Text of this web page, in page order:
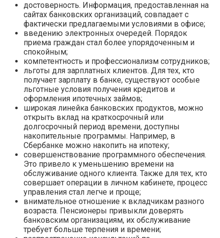
достоверность. Информация, предоставленная на
сайтах банковских организаций, совпадает с
фактически предлагаемыми условиями в офисе;
введению электронных очередей. Порядок
приема граждан стал более упорядоченным и
спокойным;
компетентность и профессионализм сотрудников;
льготы для зарплатных клиентов. Для тех, кто
получает зарплату в банке, существуют особые
льготные условия получения кредитов и
оформления ипотечных займов;
широкая линейка банковских продуктов, можно
открыть вклад на краткосрочный или
долгосрочный период времени, доступны
накопительные программы. Например, в
Сбербанке можно накопить на ипотеку;
совершенствование программного обеспечения.
Это привело к уменьшению времени на
обслуживание одного клиента. Также для тех, кто
совершает операции в личном кабинете, процесс
управления стал легче и проще;
внимательное отношение к вкладчикам разного
возраста. Пенсионеры привыкли доверять
банковским организациям, их обслуживание
требует больше терпения и времени;